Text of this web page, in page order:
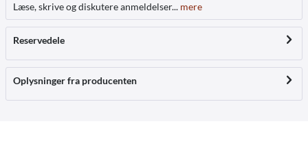
Læse, skrive og diskutere anmeldelser... mere
Reservedele
Oplysninger fra producenten